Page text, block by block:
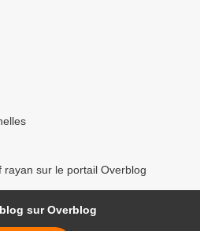
sur le portail Overblog
sur Overblog